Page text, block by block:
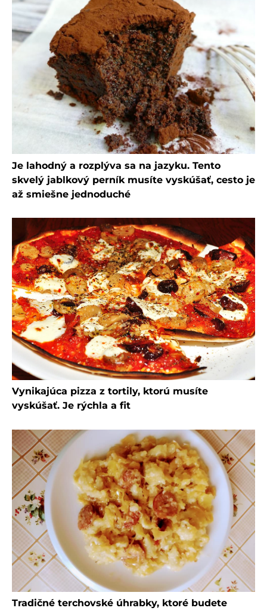
Je lahodný a rozplýva sa na jazyku. Tento
skvelý jablkový perník musíte vyskúšať, cesto je
až smiešne jednoduché
Vynikajúca pizza z tortily, ktorú musíte
vyskúšať. Je rýchla a fit
Tradičné terchovské úhrabky, ktoré budete